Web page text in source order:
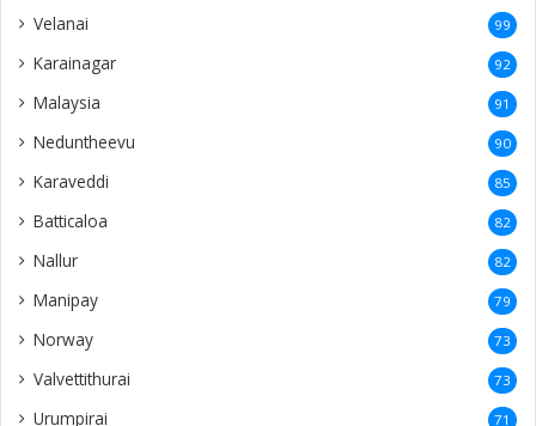
Achchuveli 69
Thirunelveli 69
Kondavil 69
Point Pedro 68
malesiya 68
Denmark 65
Alaveddy 62
Analaitivu 58
Mannar 58
Inuvil 57